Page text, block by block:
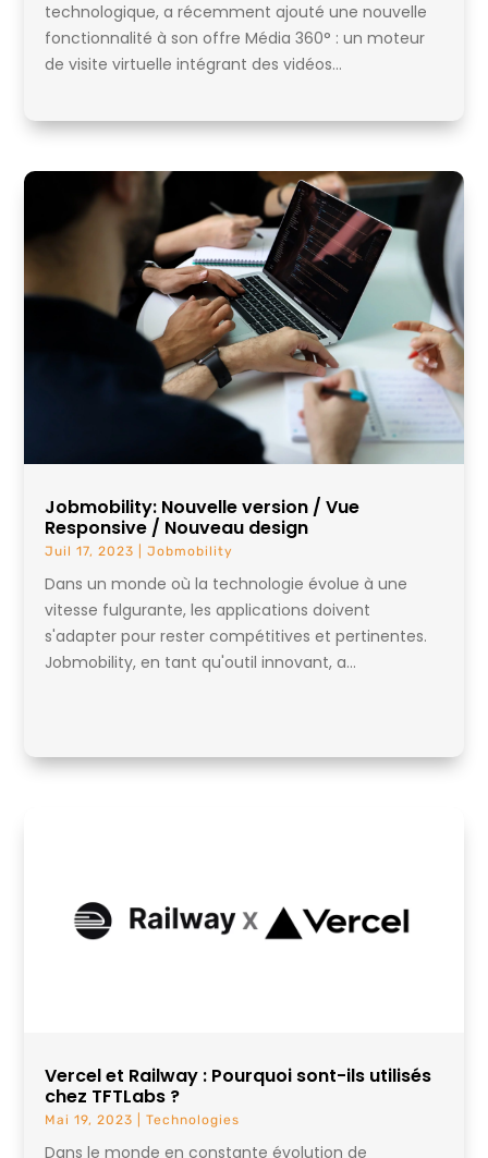
technologique, a récemment ajouté une nouvelle
fonctionnalité à son offre Média 360° : un moteur
de visite virtuelle intégrant des vidéos...
Jobmobility: Nouvelle version / Vue
Responsive / Nouveau design
Juil 17, 2023 |Jobmobility
Dans un monde où la technologie évolue à une
vitesse fulgurante, les applications doivent
s'adapter pour rester compétitives et pertinentes.
Jobmobility, en tant qu'outil innovant, a...
Vercel et Railway : Pourquoi sont-ils utilisés
chez TFTLabs ?
Mai 19, 2023 |Technologies
Dans le monde en constante évolution de